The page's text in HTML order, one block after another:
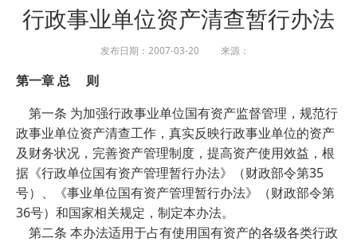
行政事业单位资产清查暂行办法
发布日期：2007-03-20 来源：
第一章 总 则
第一条 为加强行政事业单位国有资产监督管理，规范行
政事业单位资产清查工作，真实反映行政事业单位的资产
及财务状况，完善资产管理制度，提高资产使用效益，根
据《行政单位国有资产管理暂行办法》（财政部令第35
号）、《事业单位国有资产管理暂行办法》（财政部令第
36号）和国家相关规定，制定本办法。
第二条 本办法适用于占有使用国有资产的各级各类行政